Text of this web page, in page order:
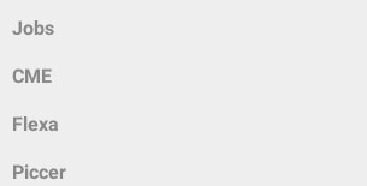
Jobs
CME
Flexa
Piccer